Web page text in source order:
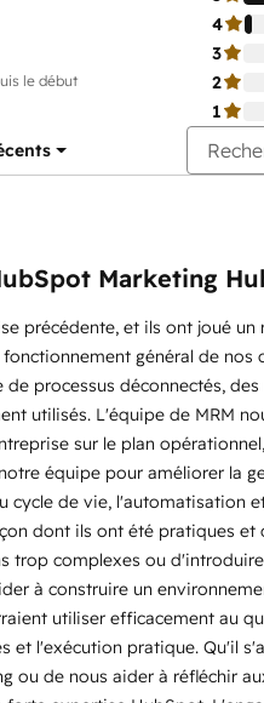
le début
4
3
2
1
Marketing
précédente, et ils ont joué
général de nos
processus déconnectés,
utilisés. L'équipe de MRM
sur le plan
équipe pour améliorer la
de vie, l'automatisation
dont ils ont été pratiques
trop complexes ou
à construire un
utiliser efficacement au
et l'exécution pratique. Qu'il
ou de nous aider à réfléchir